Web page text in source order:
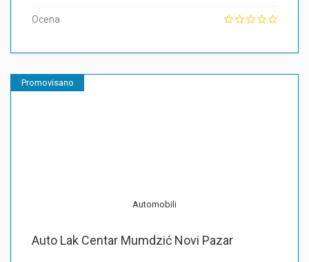
Ocena
Promovisano
Automobili
Auto Lak Centar Mumdzić Novi Pazar